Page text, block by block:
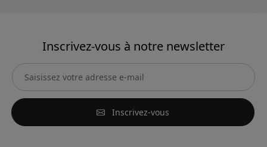
Inscrivez-vous à notre newsletter
Inscrivez-vous